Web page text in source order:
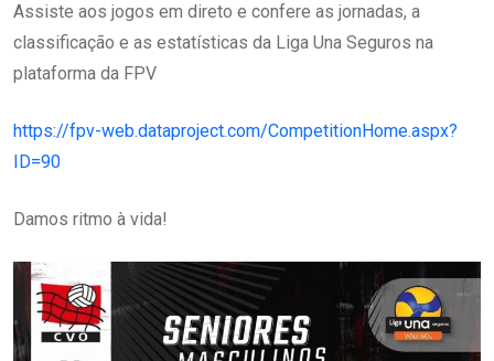
Assiste aos jogos em direto e confere as jornadas, a
classificação e as estatísticas da Liga Una Seguros na
plataforma da FPV
https://fpv-web.dataproject.com/CompetitionHome.aspx?
ID=90
Damos ritmo à vida!